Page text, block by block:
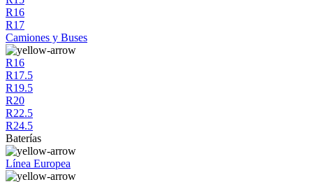
R16
R17
Camiones y Buses
R16
R17.5
R19.5
R20
R22.5
R24.5
Baterías
Línea Europea